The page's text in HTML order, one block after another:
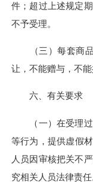
件；超过上述规定
不予受理。
（三）每套商品
让，不能赠与，不能
六、有关要求
（一）在受理过
等行为，提供虚假
人员因审核把关不
究相关人员法律责任